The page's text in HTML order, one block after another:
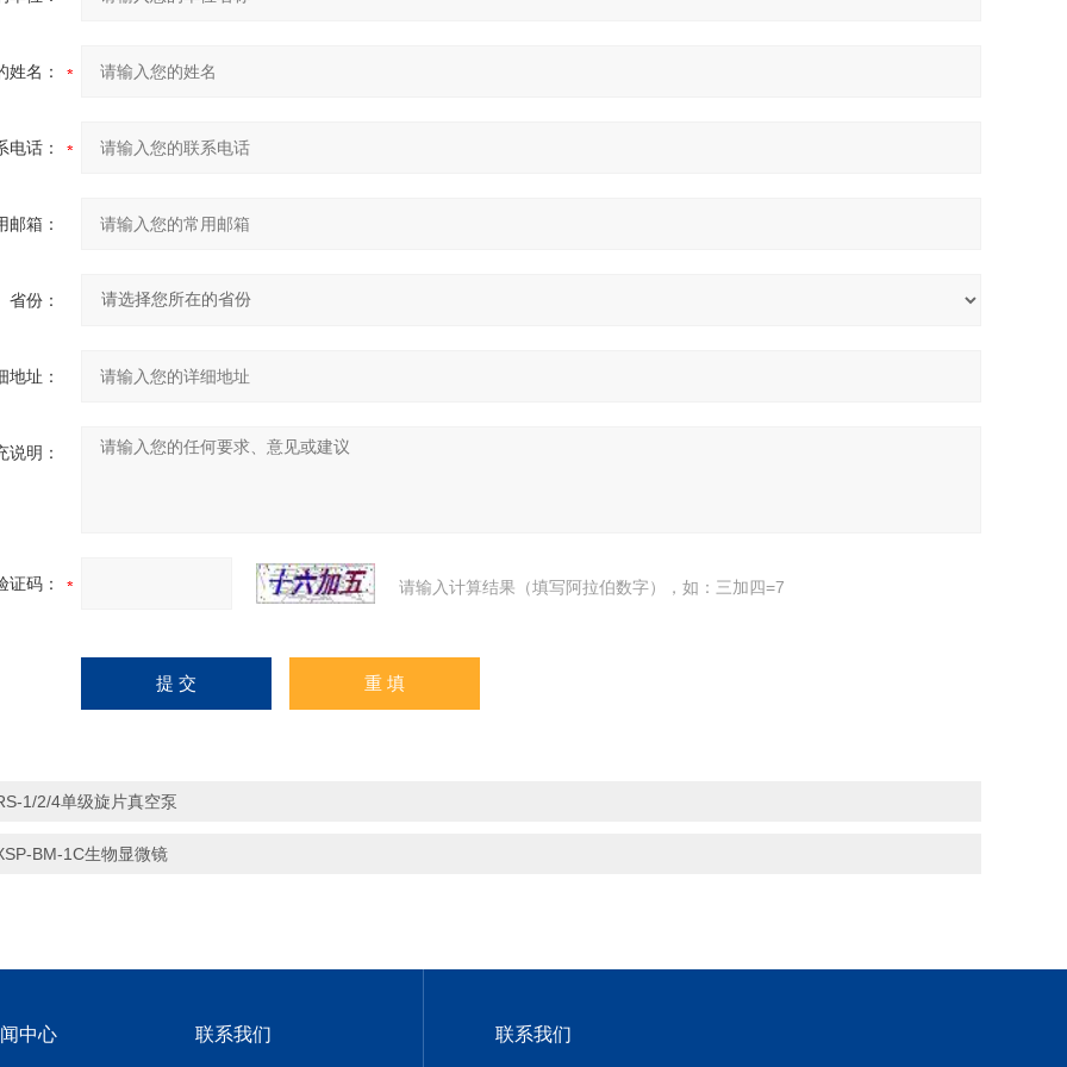
姓名：
电话：
邮箱：
省份：
地址：
说明：
证码： 请输入计算结果（填写阿拉伯数字），如：三加四=7
1/2/4单级旋片真空泵
BM-1C生物显微镜
中心 联系我们 联系我们